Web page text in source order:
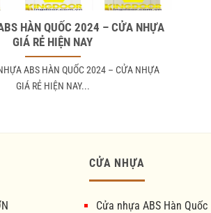
HÀN QUỐC 2024 – CỬA NHỰA
GIÁ RẺ HIỆN NAY
ABS HÀN QUỐC 2024 – CỬA NHỰA
GIÁ RẺ HIỆN NAY...
CỬA NHỰA
Cửa nhựa ABS Hàn Quốc